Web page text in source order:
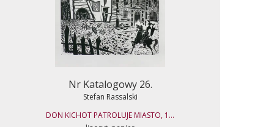
Nr Katalogowy 26.
Stefan Rassalski
DON KICHOT PATROLUJE MIASTO, 1...